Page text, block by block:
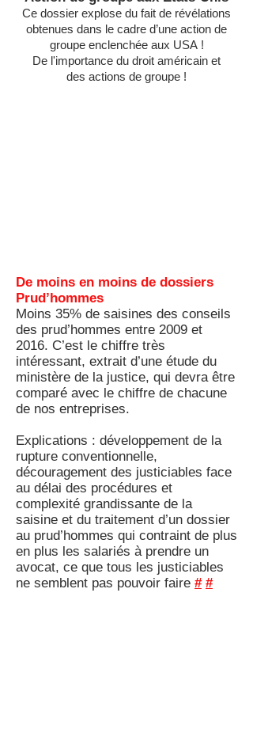
Ce dossier explose du fait de révélations
obtenues dans le cadre d’une action de
groupe enclenchée aux USA !
De l'importance du droit américain et
des actions de groupe !
De moins en moins de dossiers
Prud’hommes
Moins 35% de saisines des conseils
des prud’hommes entre 2009 et
2016. C’est le chiffre très
intéressant, extrait d’une étude du
ministère de la justice, qui devra être
comparé avec le chiffre de chacune
de nos entreprises.
Explications : développement de la
rupture conventionnelle,
découragement des justiciables face
au délai des procédures et
complexité grandissante de la
saisine et du traitement d’un dossier
au prud’hommes qui contraint de plus
en plus les salariés à prendre un
avocat, ce que tous les justiciables
ne semblent pas pouvoir faire # #